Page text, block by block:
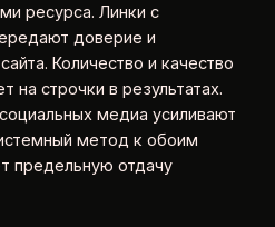
ресурса. Линки с
доверие и
Количество и качество
на строчки в результатах.
медиа усиливают
метод к обоим
предельную отдачу